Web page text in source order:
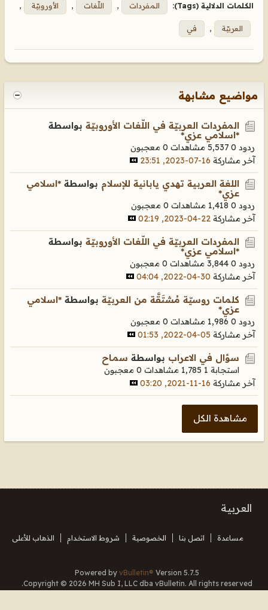
الكلمات الدلالية (Tags): المفردات , اللّغات , الأوروبيّة ,
العربيّة , في
مواضيع مشابهة
المفردات العربيّة في اللّغات الأوروبيّة بواسطة
*اسلامي عزي*
ردود 0 5,537 مشاهدات
0 معجبون
آخر مشاركة 16-07-2023, 23:51
اللغة العربية تهدي يابانية للإسلام بواسطة *اسلامي
عزي*
ردود 0 1,418 مشاهدات
0 معجبون
آخر مشاركة 22-04-2023, 02:19
المفردات العربيّة في اللّغات الأوروبيّة بواسطة
*اسلامي عزي*
ردود 0 3,844 مشاهدات
0 معجبون
آخر مشاركة 30-04-2022, 04:04
كلمات روسيّة مُشتَقَّة من العربيّة بواسطة *اسلامي
عزي*
ردود 0 1,986 مشاهدات
0 معجبون
آخر مشاركة 05-04-2022, 01:53
سؤال في الاعراب بواسطة سمـاح
استجابة 1 1,785 مشاهدات
0 معجبون
آخر مشاركة 16-11-2021, 03:20
مشاهدة الكل
العربية
مساعدة اتصل بنا الخصوصية شروط الاستخدام الذهاب للأعلى
Powered by vBulletin® Version 5.7.5
Copyright © 2026 MH Sub I, LLC dba vBulletin. All rights reserved.